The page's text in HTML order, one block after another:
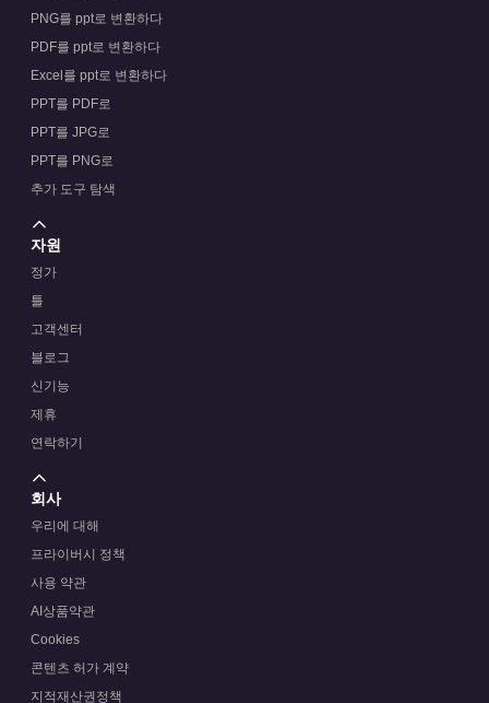
PNG를 ppt로 변환하다
PDF를 ppt로 변환하다
Excel를 ppt로 변환하다
PPT를 PDF로
PPT를 JPG로
PPT를 PNG로
추가 도구 탐색
자원
정가
틀
고객센터
블로그
신기능
제휴
연락하기
회사
우리에 대해
프라이버시 정책
사용 약관
AI상품약관
Cookies
콘텐츠 허가 계약
지적재산권정책